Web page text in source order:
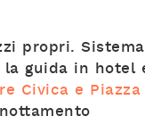
propri.
la guida in
Civica e Piazza